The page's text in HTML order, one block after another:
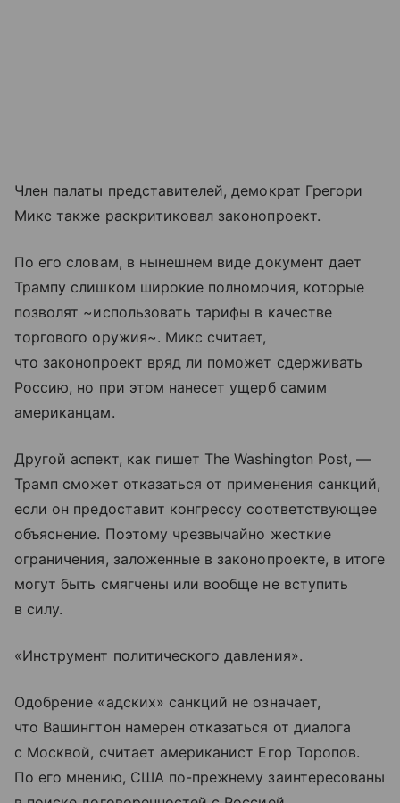
Член палаты представителей, демократ Грегори
Микс также раскритиковал законопроект.
По его словам, в нынешнем виде документ дает
Трампу слишком широкие полномочия, которые
позволят ~использовать тарифы в качестве
торгового оружия~. Микс считает,
что законопроект вряд ли поможет сдерживать
Россию, но при этом нанесет ущерб самим
американцам.
Другой аспект, как пишет The Washington Post, —
Трамп сможет отказаться от применения санкций,
если он предоставит конгрессу соответствующее
объяснение. Поэтому чрезвычайно жесткие
ограничения, заложенные в законопроекте, в итоге
могут быть смягчены или вообще не вступить
в силу.
«Инструмент политического давления».
Одобрение «адских» санкций не означает,
что Вашингтон намерен отказаться от диалога
с Москвой, считает американист Егор Торопов.
По его мнению, США по-прежнему заинтересованы